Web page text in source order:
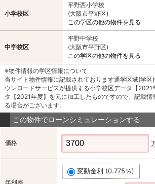
小学校区
平野西小学校
(大阪市平野区)
この学区の他の物件を見る
中学校区
平野中学校
(大阪市平野区)
この学区の他の物件を見る
※物件情報の学区情報について
当サイト物件情報に記載されております通学区域(学
ウンロードサービスが提供する小学校区データ【2021
タ【2021年度】を元に加工したものですので、記載情
る場合がございます。
この物件でローンシミュレーションする
価格
年利率
変動金利 (0.775％)